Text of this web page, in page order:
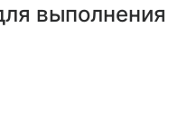
выполнения